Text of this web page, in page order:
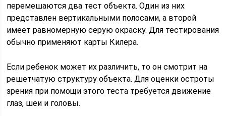
перемешаются два тест объекта. Один из них
представлен вертикальными полосами, а второй
имеет равномерную серую окраску. Для тестирования
обычно применяют карты Килера.
Если ребенок может их различить, то он смотрит на
решетчатую структуру объекта. Для оценки остроты
зрения при помощи этого теста требуется движение
глаз, шеи и головы.